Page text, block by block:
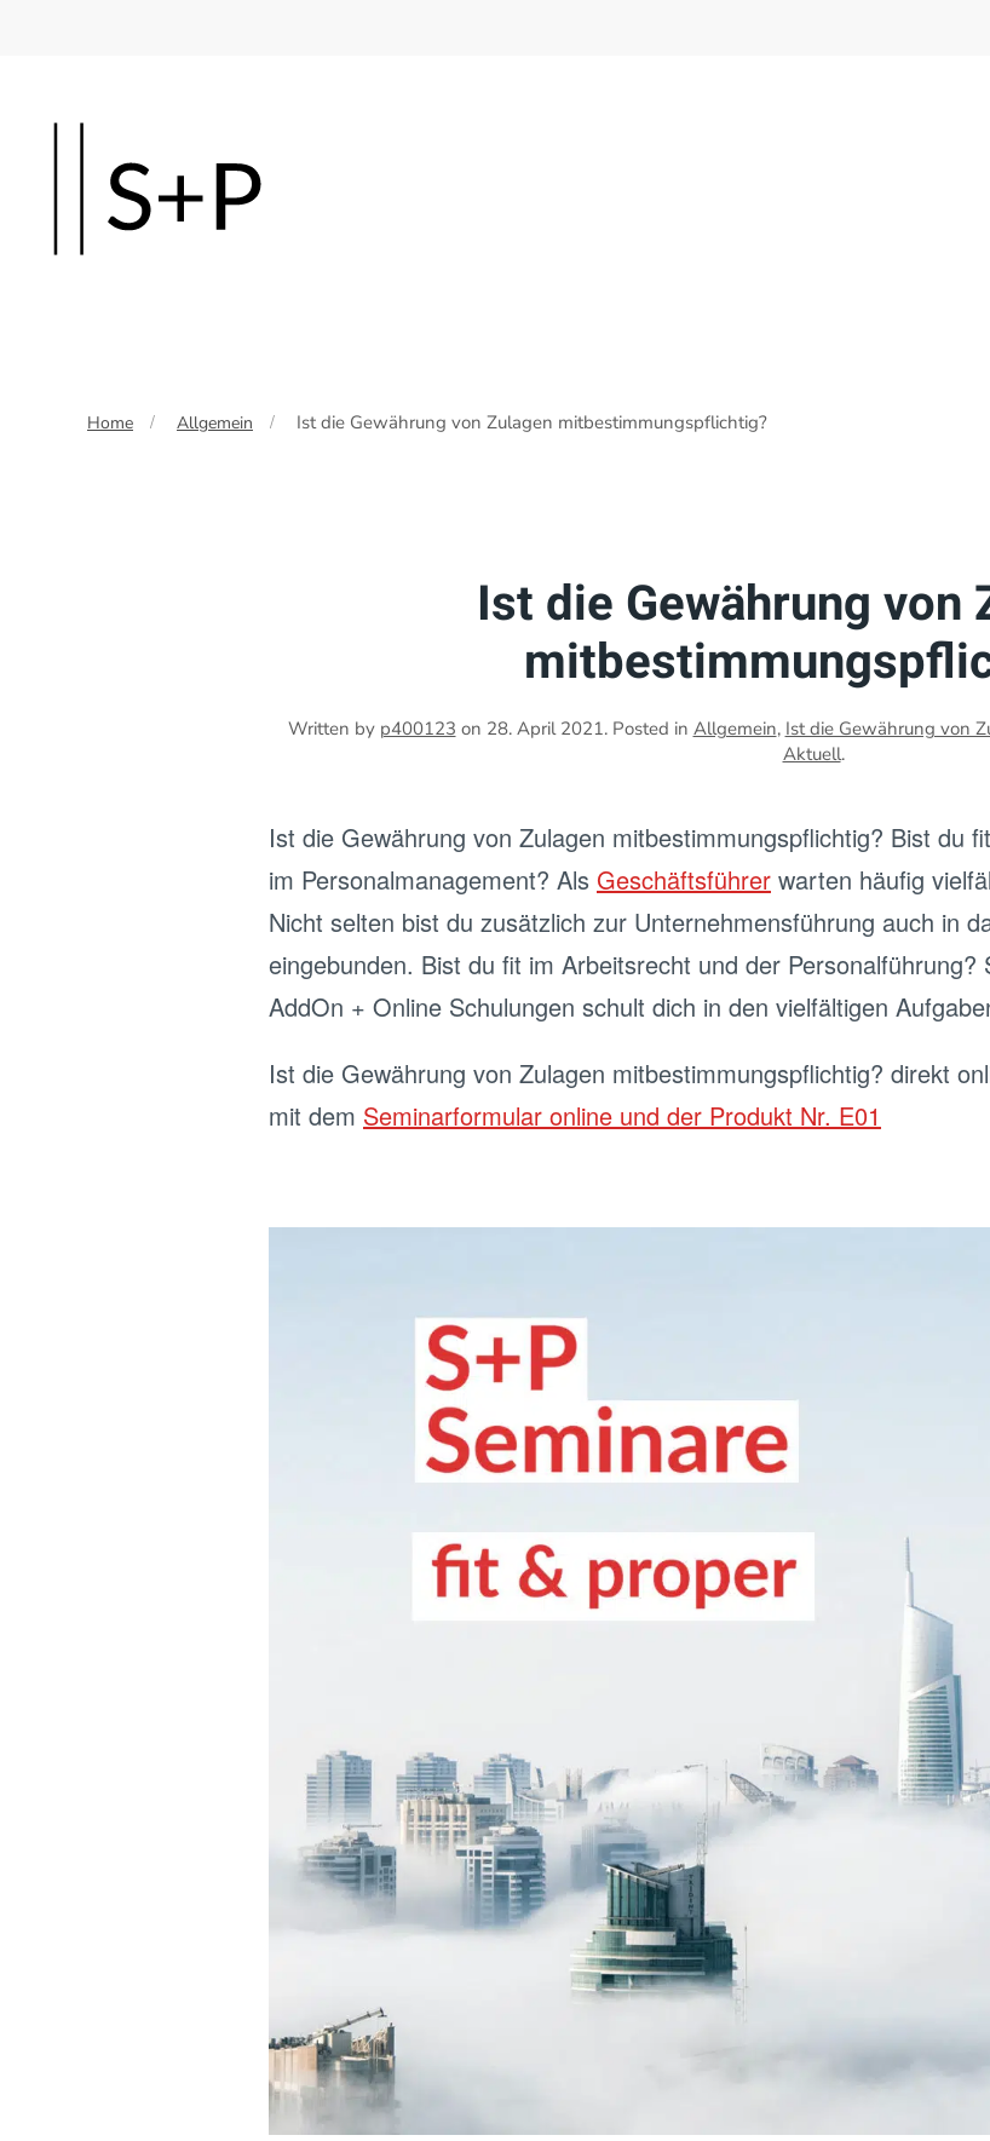
content
Home Allgemein Ist die Gewährung von Zulagen mitbestimmungspflichtig?
Ist die Gewährung von
Written by p400123 on 28. April 2021. Posted in Allgemein, Ist die Gewährung von
Aktuell.
Ist die Gewährung von Zulagen mitbestimmungspflichtig? Bist du
im Personalmanagement? Als Geschäftsführer warten häufig
Nicht selten bist du zusätzlich zur Unternehmensführung auch in
eingebunden. Bist du fit im Arbeitsrecht und der
AddOn + Online Schulungen schult dich in den vielfältigen
Ist die Gewährung von Zulagen mitbestimmungspflichtig? direkt
mit dem Seminarformular online und der Produkt Nr. E01